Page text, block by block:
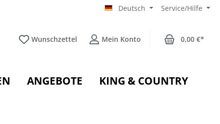
Deutsch Service/Hilfe
Wunschzettel Mein Konto 0,00 €*
ANGEBOTE KING & COUNTRY